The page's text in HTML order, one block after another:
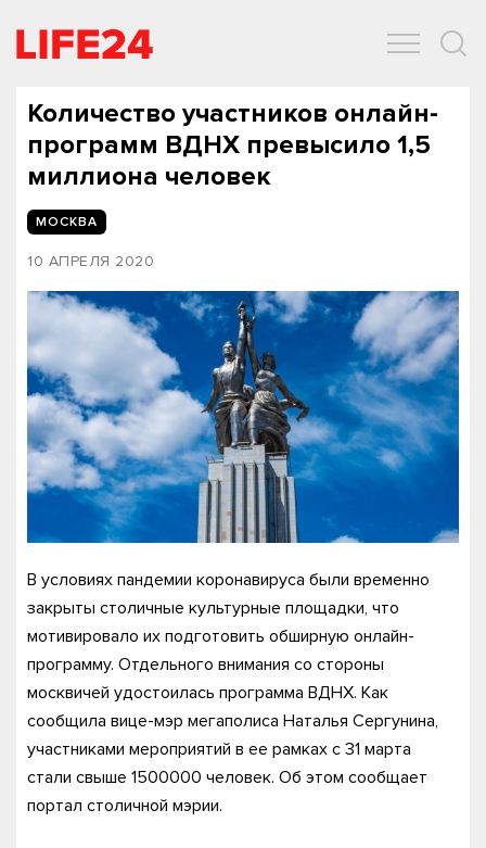
Количество участников онлайн-
программ ВДНХ превысило 1,5
миллиона человек
МОСКВА
10 АПРЕЛЯ 2020
В условиях пандемии коронавируса были временно
закрыты столичные культурные площадки, что
мотивировало их подготовить обширную онлайн-
программу. Отдельного внимания со стороны
москвичей удостоилась программа ВДНХ. Как
сообщила вице-мэр мегаполиса Наталья Сергунина,
участниками мероприятий в ее рамках с 31 марта
стали свыше 1500000 человек. Об этом сообщает
портал столичной мэрии.